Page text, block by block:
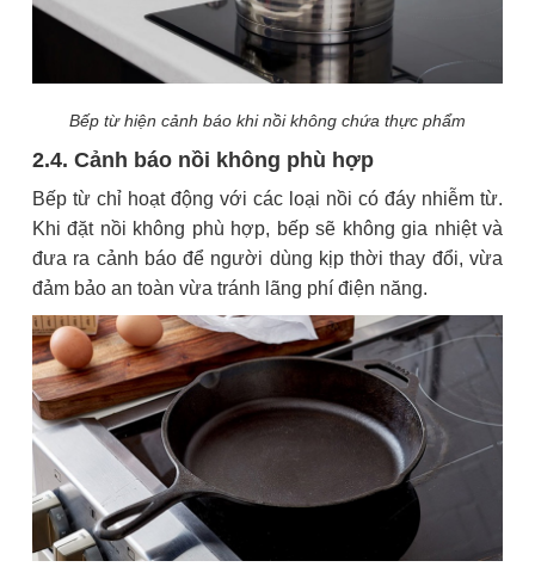
Bếp từ hiện cảnh báo khi nồi không chứa thực phẩm
2.4. Cảnh báo nồi không phù hợp
Bếp từ chỉ hoạt động với các loại nồi có đáy nhiễm từ.
Khi đặt nồi không phù hợp, bếp sẽ không gia nhiệt và
đưa ra cảnh báo để người dùng kịp thời thay đổi, vừa
đảm bảo an toàn vừa tránh lãng phí điện năng.